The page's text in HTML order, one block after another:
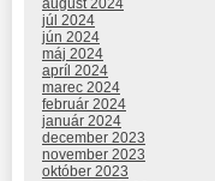
august 2024
júl 2024
jún 2024
máj 2024
apríl 2024
marec 2024
február 2024
január 2024
december 2023
november 2023
október 2023